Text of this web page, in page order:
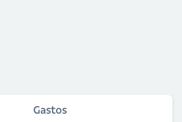
Gastos